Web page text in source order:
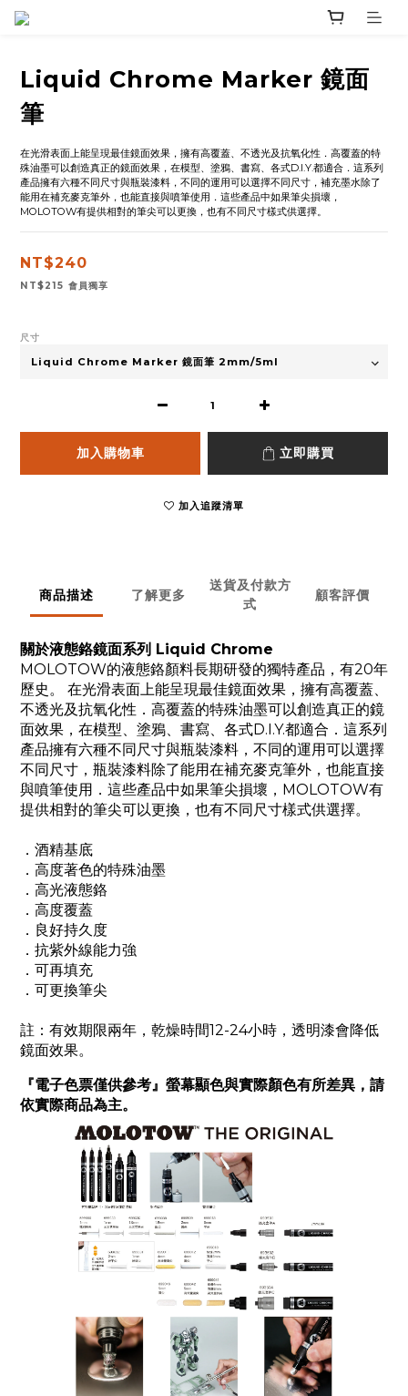
Liquid Chrome Marker 鏡面
筆
在光滑表面上能呈現最佳鏡面效果，擁有高覆蓋、不透光及抗氧化性．高覆蓋的特
殊油墨可以創造真正的鏡面效果，在模型、塗鴉、書寫、各式D.I.Y.都適合．這系列
產品擁有六種不同尺寸與瓶裝漆料，不同的運用可以選擇不同尺寸，補充墨水除了
能用在補充麥克筆外，也能直接與噴筆使用．這些產品中如果筆尖損壞，
MOLOTOW有提供相對的筆尖可以更換，也有不同尺寸樣式供選擇。
NT$240
NT$215 會員獨享
尺寸
加入購物車 立即購買
加入追蹤清單
商品描述 了解更多
送貨及付款方
式
顧客評價
關於液態鉻鏡面系列 Liquid Chrome
MOLOTOW的液態鉻顏料長期研發的獨特產品，有20年
歷史。 在光滑表面上能呈現最佳鏡面效果，擁有高覆蓋、
不透光及抗氧化性．高覆蓋的特殊油墨可以創造真正的鏡
面效果，在模型、塗鴉、書寫、各式D.I.Y.都適合．這系列
產品擁有六種不同尺寸與瓶裝漆料，不同的運用可以選擇
不同尺寸，瓶裝漆料除了能用在補充麥克筆外，也能直接
與噴筆使用．這些產品中如果筆尖損壞，MOLOTOW有
提供相對的筆尖可以更換，也有不同尺寸樣式供選擇。
．酒精基底
．高度著色的特殊油墨
．高光液態鉻
．高度覆蓋
．良好持久度
．抗紫外線能力強
．可再填充
．可更換筆尖
註：有效期限兩年，乾燥時間12-24小時，透明漆會降低
鏡面效果。
『電子色票僅供參考』螢幕顯色與實際顏色有所差異，請
依實際商品為主。